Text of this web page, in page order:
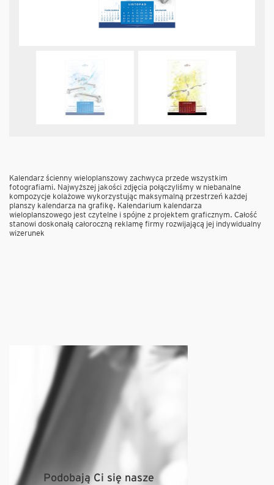
Kalendarz ścienny wieloplanszowy zachwyca przede wszystkim
fotografiami. Najwyższej jakości zdjęcia połączyliśmy w niebanalne
kompozycje kolażowe wykorzystując maksymalną przestrzeń każdej
planszy kalendarza na grafikę. Kalendarium kalendarza
wieloplanszowego jest czytelne i spójne z projektem graficznym. Całość
stanowi doskonałą całoroczną reklamę firmy rozwijającą jej indywidualny
wizerunek
Podobają Ci się nasze